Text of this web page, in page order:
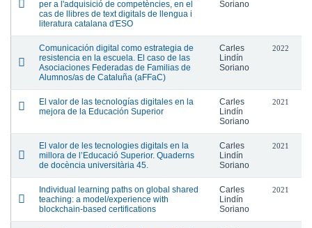
per a l'adquisició de competències, en el
cas de llibres de text digitals de llengua i
literatura catalana d'ESO
Soriano
Comunicación digital como estrategia de
resistencia en la escuela. El caso de las
Asociaciones Federadas de Familias de
Alumnos/as de Cataluña (aFFaC)
Carles
Lindín
Soriano
2022
El valor de las tecnologías digitales en la
mejora de la Educación Superior
Carles
Lindín
Soriano
2021
El valor de les tecnologies digitals en la
millora de l’Educació Superior. Quaderns
de docència universitària 45.
Carles
Lindín
Soriano
2021
Individual learning paths on global shared
teaching: a model/experience with
blockchain-based certifications
Carles
Lindín
Soriano
2021